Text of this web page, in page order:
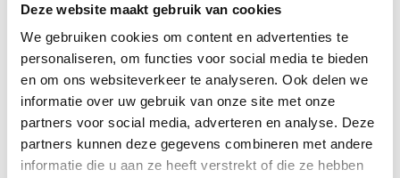
Deze website maakt gebruik van cookies
We gebruiken cookies om content en advertenties te
personaliseren, om functies voor social media te bieden
en om ons websiteverkeer te analyseren. Ook delen we
informatie over uw gebruik van onze site met onze
partners voor social media, adverteren en analyse. Deze
partners kunnen deze gegevens combineren met andere
informatie die u aan ze heeft verstrekt of die ze hebben
Reviews
Based on 0 reviews
Er zijn nog geen reviews geschreven over dit product..